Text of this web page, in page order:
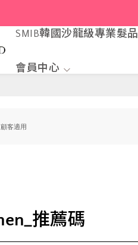
SMIB韓國沙龍級專業髮品
會員中心
客適用
推薦碼